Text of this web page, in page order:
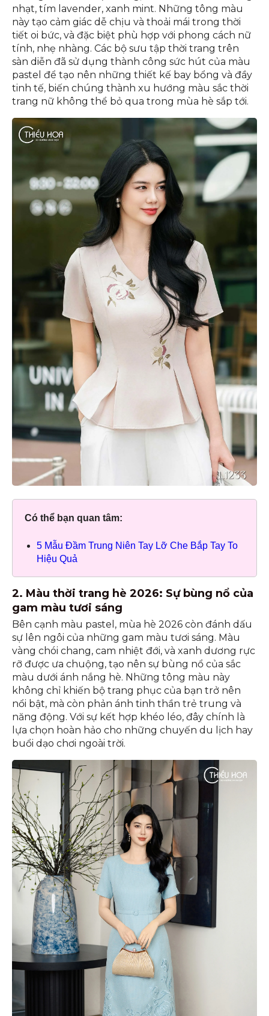
nhạt, tím lavender, xanh mint. Những tông màu
này tạo cảm giác dễ chịu và thoải mái trong thời
tiết oi bức, và đặc biệt phù hợp với phong cách nữ
tính, nhẹ nhàng. Các bộ sưu tập thời trang trên
sàn diễn đã sử dụng thành công sức hút của màu
pastel để tạo nên những thiết kế bay bổng và đầy
tinh tế, biến chúng thành xu hướng màu sắc thời
trang nữ không thể bỏ qua trong mùa hè sắp tới.
Có thể bạn quan tâm:
5 Mẫu Đầm Trung Niên Tay Lỡ Che Bắp Tay To
Hiệu Quả
2. Màu thời trang hè 2026: Sự bùng nổ của
gam màu tươi sáng
Bên cạnh màu pastel, mùa hè 2026 còn đánh dấu
sự lên ngôi của những gam màu tươi sáng. Màu
vàng chói chang, cam nhiệt đới, và xanh dương rực
rỡ được ưa chuộng, tạo nên sự bùng nổ của sắc
màu dưới ánh nắng hè. Những tông màu này
không chỉ khiến bộ trang phục của bạn trở nên
nổi bật, mà còn phản ánh tinh thần trẻ trung và
năng động. Với sự kết hợp khéo léo, đây chính là
lựa chọn hoàn hảo cho những chuyến du lịch hay
buổi dạo chơi ngoài trời.